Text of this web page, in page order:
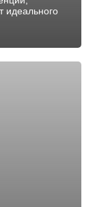
идеального